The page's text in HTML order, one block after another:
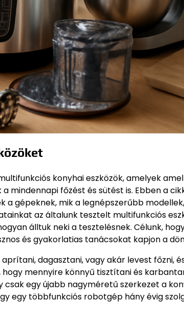
konyhai eszközök, amelyek
mindennapi főzést és sütést is. Ebben a
a gépeknek, mik a legnépszerűbb
az általunk tesztelt multifunkciós
álltuk neki a tesztelésnek. Célunk,
és gyakorlatias tanácsokat kapjon a
dagasztani, vagy akár levest főzni,
mennyire könnyű tisztítani és
egy újabb nagyméretű szerkezet a
egy többfunkciós robotgép hány évig